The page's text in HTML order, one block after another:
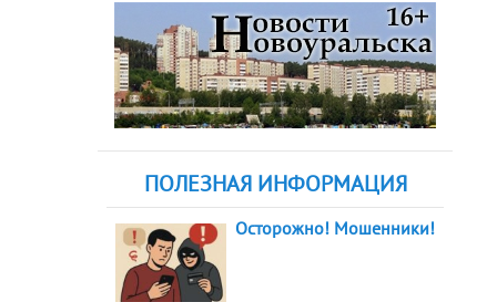
ПОЛЕЗНАЯ ИНФОРМАЦИЯ
Осторожно! Мошенники!